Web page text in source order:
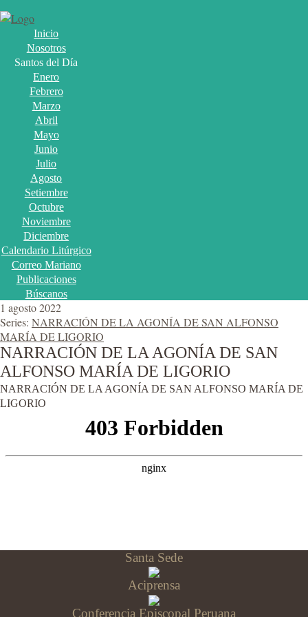
Inicio
Nosotros
Santos del Día
Enero
Febrero
Marzo
Abril
Mayo
Junio
Julio
Agosto
Setiembre
Octubre
Noviembre
Diciembre
Calendario Litúrgico
Correo Mariano
Publicaciones
Búscanos
1 agosto 2022
Series: NARRACIÓN DE LA AGONÍA DE SAN ALFONSO
MARÍA DE LIGORIO
NARRACIÓN DE LA AGONÍA DE SAN
ALFONSO MARÍA DE LIGORIO
NARRACIÓN DE LA AGONÍA DE SAN ALFONSO MARÍA DE
LIGORIO
Santa Sede
Aciprensa
Conferencia Episcopal Peruana